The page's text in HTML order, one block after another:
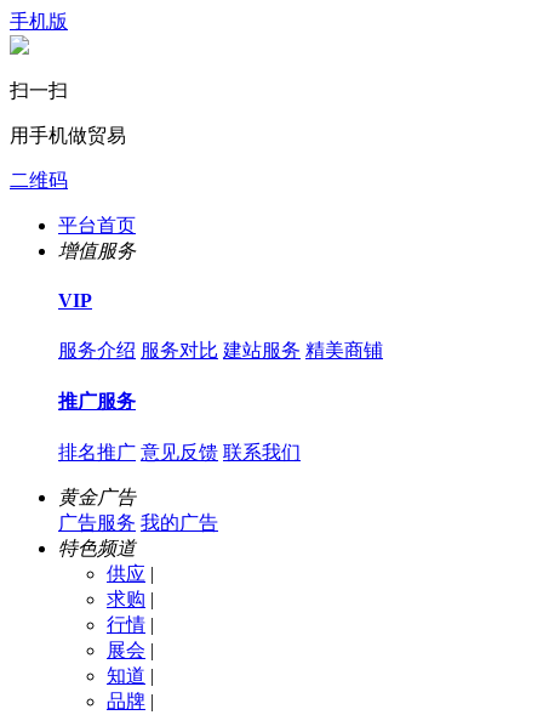
手机版
扫一扫
用手机做贸易
二维码
平台首页
增值服务
VIP
服务介绍 服务对比 建站服务 精美商铺
推广服务
排名推广 意见反馈 联系我们
黄金广告
广告服务 我的广告
特色频道
供应 |
求购 |
行情 |
展会 |
知道 |
品牌 |